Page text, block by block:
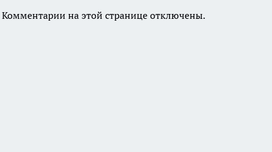
Комментарии на этой странице отключены.